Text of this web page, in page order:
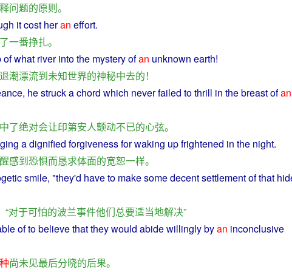
问题的原则。
it cost heran effort.
了一番挣扎。
ofwhat river intothe mysteryofan unknown earth!
退潮漂流到未知世界的神秘中去的！
, hestruckachord which neverfailed tothrill in thebreastofan
了绝对会让印第安人颤动不已的心弦。
adignified forgivenessforwaking upfrightened in the night.
感到恐惧而恳求体面的宽恕一样。
smile, "they'd haveto make somedecentsettlementof that
“对于可怕的波兰事件他们总要适当地解决”
of tobelievethattheywould abidewillinglybyan inconclusive
尚未见最后分晓的后果。